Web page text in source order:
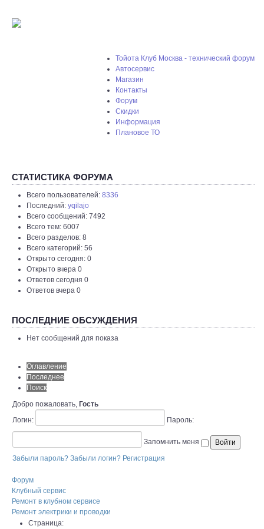
Тойота Клуб Москва - технический форум
Автосервис
Магазин
Контакты
Форум
Скидки
Информация
Плановое ТО
СТАТИСТИКА ФОРУМА
Всего пользователей: 8336
Последний: yqilajo
Всего сообщений: 7492
Всего тем: 6007
Всего разделов: 8
Всего категорий: 56
Открыто сегодня: 0
Открыто вчера 0
Ответов сегодня 0
Ответов вчера 0
ПОСЛЕДНИЕ ОБСУЖДЕНИЯ
Нет сообщений для показа
Оглавление
Последнее
Поиск
Добро пожаловать, Гость
Логин:
Пароль:
Запомнить меня
Забыли пароль? Забыли логин? Регистрация
Форум
Клубный сервис
Ремонт в клубном сервисе
Ремонт электрики и проводки
Страница: